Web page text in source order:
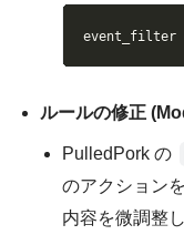
event_filter
ルールの修正
PulledPork の
のアクションを
内容を微調整